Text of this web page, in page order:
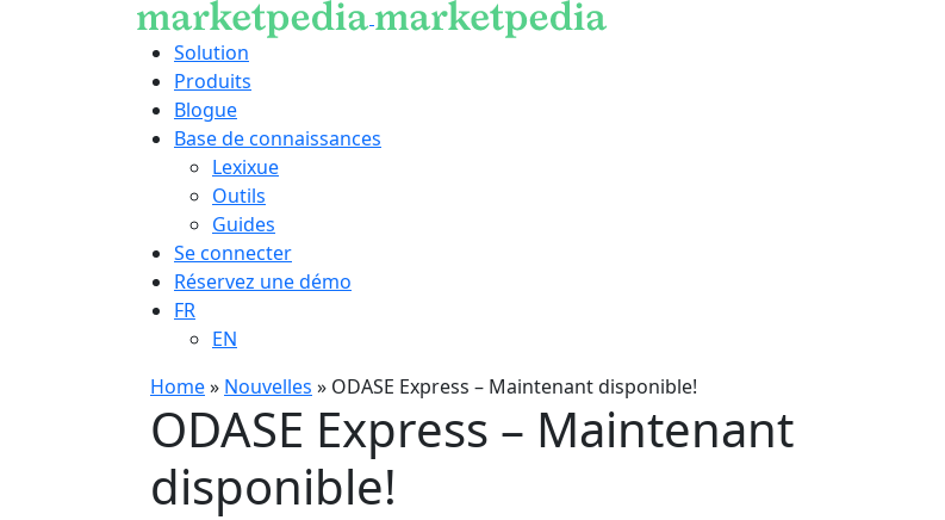
Solution
Produits
Blogue
Base de connaissances
Lexixue
Outils
Guides
Se connecter
Réservez une démo
FR
EN
Home» Nouvelles » ODASE Express – Maintenant disponible!
ODASE Express – Maintenant
disponible!